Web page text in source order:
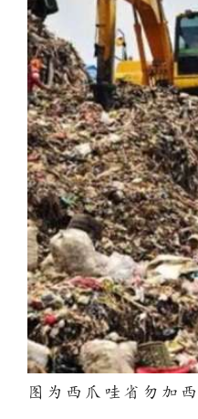
图为西爪哇省勿加